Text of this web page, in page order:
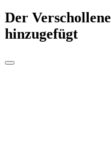
Der Verschollene
hinzugefügt